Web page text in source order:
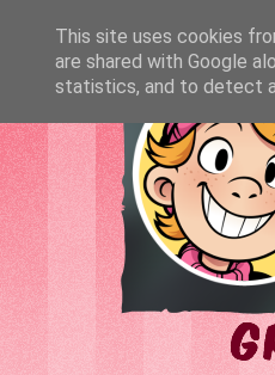
This site uses cookies
are shared with Google
statistics, and to detect